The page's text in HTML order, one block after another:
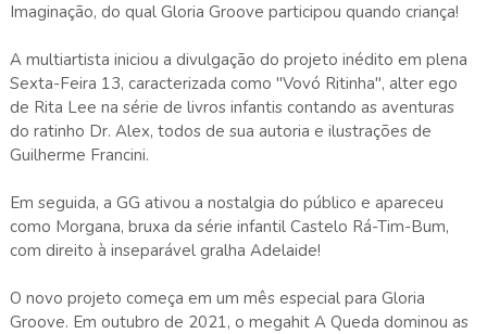
Imaginação, do qual Gloria Groove participou quando criança!
A multiartista iniciou a divulgação do projeto inédito em plena
Sexta-Feira 13, caracterizada como "Vovó Ritinha", alter ego
de Rita Lee na série de livros infantis contando as aventuras
do ratinho Dr. Alex, todos de sua autoria e ilustrações de
Guilherme Francini.
Em seguida, a GG ativou a nostalgia do público e apareceu
como Morgana, bruxa da série infantil Castelo Rá-Tim-Bum,
com direito à inseparável gralha Adelaide!
O novo projeto começa em um mês especial para Gloria
Groove. Em outubro de 2021, o megahit A Queda dominou as